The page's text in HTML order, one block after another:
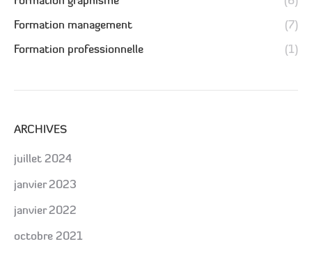
Formation management (7)
Formation professionnelle (1)
ARCHIVES
juillet 2024
janvier 2023
janvier 2022
octobre 2021